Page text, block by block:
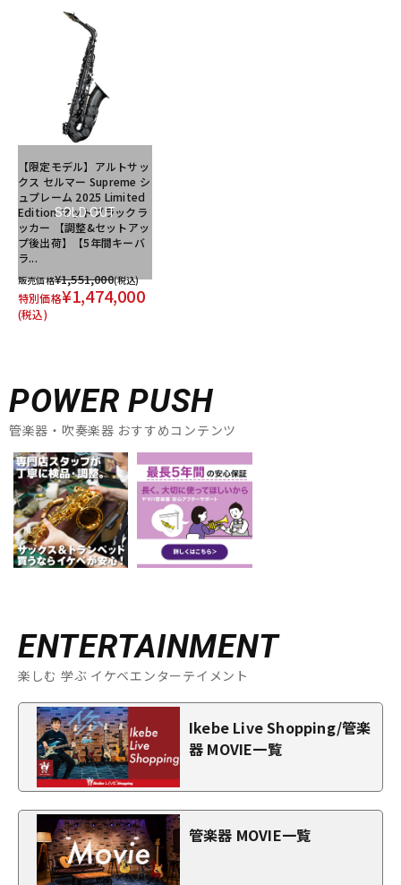
SOLD OUT
【限定モデル】アルトサッ
クス セルマー Supreme シ
ュプレーム 2025 Limited
Edition マットブラックラ
ッカー 【調整&セットアッ
プ後出荷】【5年間キーバ
ラ...
販売価格¥1,551,000(税込)
特別価格¥1,474,000
(税込)
POWER PUSH
管楽器・吹奏楽器 おすすめコンテンツ
ENTERTAINMENT
楽しむ 学ぶ イケベエンターテイメント
Ikebe Live Shopping/管楽
器 MOVIE一覧
管楽器 MOVIE一覧